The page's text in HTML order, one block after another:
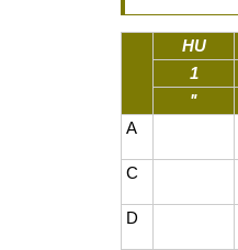
HU
1
ʺ
A
C
D